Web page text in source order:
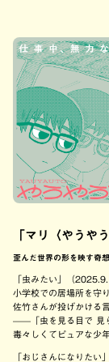
「マリ〈やうや
歪んだ世界の形を映す奇
「虫みたい」（
小学校での居場所を守
佐竹さんが投げかける
——「虫を見る目で 見
毒々しくてピュアな少
「おじさんになりたい